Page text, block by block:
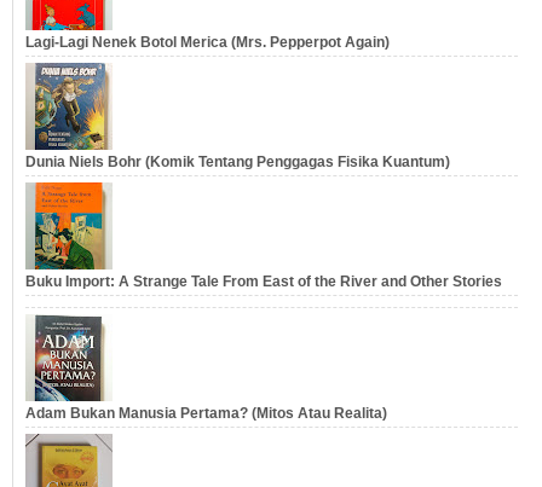
Lagi-Lagi Nenek Botol Merica (Mrs. Pepperpot Again)
Dunia Niels Bohr (Komik Tentang Penggagas Fisika Kuantum)
Buku Import: A Strange Tale From East of the River and Other Stories
Adam Bukan Manusia Pertama? (Mitos Atau Realita)